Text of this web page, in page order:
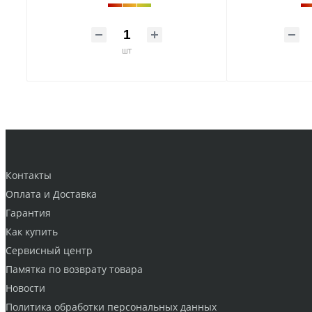
шт
Контакты
Оплата и Доставка
Гарантия
Как купить
Cервисный центр
Памятка по возврату товара
Новости
Политика обработки персональных данных